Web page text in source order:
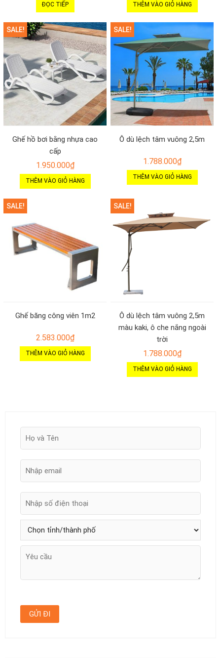
ĐỌC TIẾP THÊM VÀO GIỎ HÀNG
SALE!
Ghế hồ bơi bằng nhựa cao
cấp
1.950.000₫
THÊM VÀO GIỎ HÀNG
SALE!
Ô dù lệch tâm vuông 2,5m
1.788.000₫
THÊM VÀO GIỎ HÀNG
SALE!
Ghế băng công viên 1m2
2.583.000₫
THÊM VÀO GIỎ HÀNG
SALE!
Ô dù lệch tâm vuông 2,5m
màu kaki, ô che nắng ngoài
trời
1.788.000₫
THÊM VÀO GIỎ HÀNG